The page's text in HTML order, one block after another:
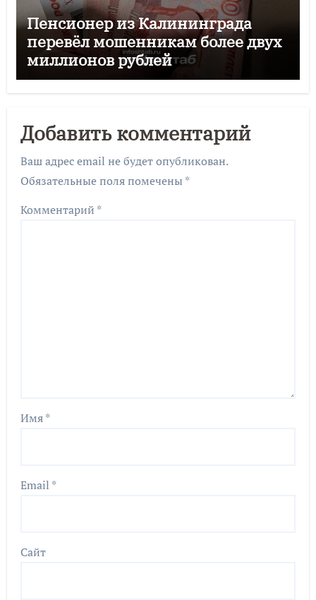
Пенсионер из Калининграда
перевёл мошенникам более двух
миллионов рублей
Добавить комментарий
Ваш адрес email не будет опубликован.
Обязательные поля помечены *
Комментарий *
Имя*
Email *
Сайт